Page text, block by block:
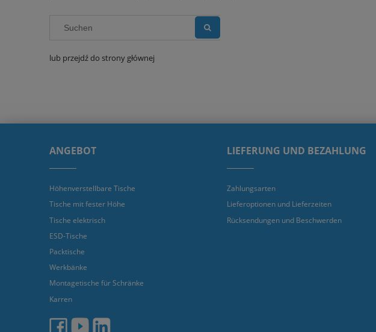
lub przejdź do strony głównej
ANGEBOT
Höhenverstellbare Tische
Tische mit fester Höhe
Tische elektrisch
ESD-Tische
Packtische
Werkbänke
Montagetische für Schränke
Karren
LIEFERUNG UND BEZAHLUNG
Zahlungsarten
Lieferoptionen und Lieferzeiten
Rücksendungen und Beschwerden